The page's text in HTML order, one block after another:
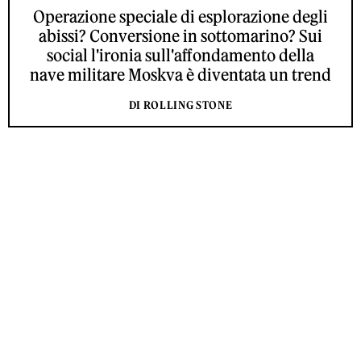
Operazione speciale di esplorazione degli
abissi? Conversione in sottomarino? Sui
social l'ironia sull'affondamento della
nave militare Moskva è diventata un trend
DI ROLLING STONE